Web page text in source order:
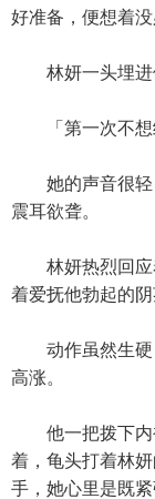
好准备，便想着没
林妍一头埋进
「第一次不想
她的声音很轻
震耳欲聋。
林妍热烈回应
着爱抚他勃起的阴
动作虽然生硬
高涨。
他一把拨下内
着，龟头打着林妍
手，她心里是既紧